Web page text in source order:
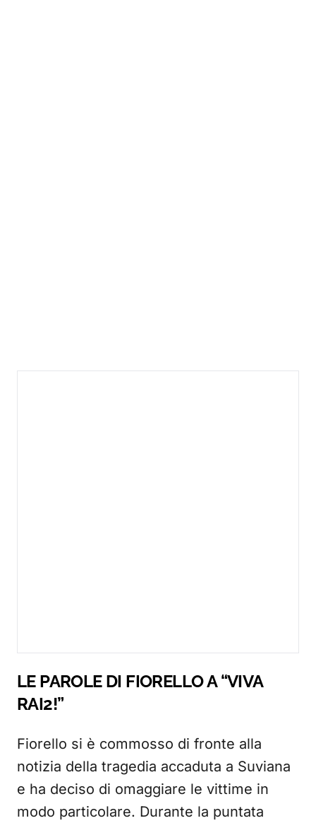
LE PAROLE DI FIORELLO A “VIVA
RAI2!”
Fiorello si è commosso di fronte alla
notizia della tragedia accaduta a Suviana
e ha deciso di omaggiare le vittime in
modo particolare. Durante la puntata